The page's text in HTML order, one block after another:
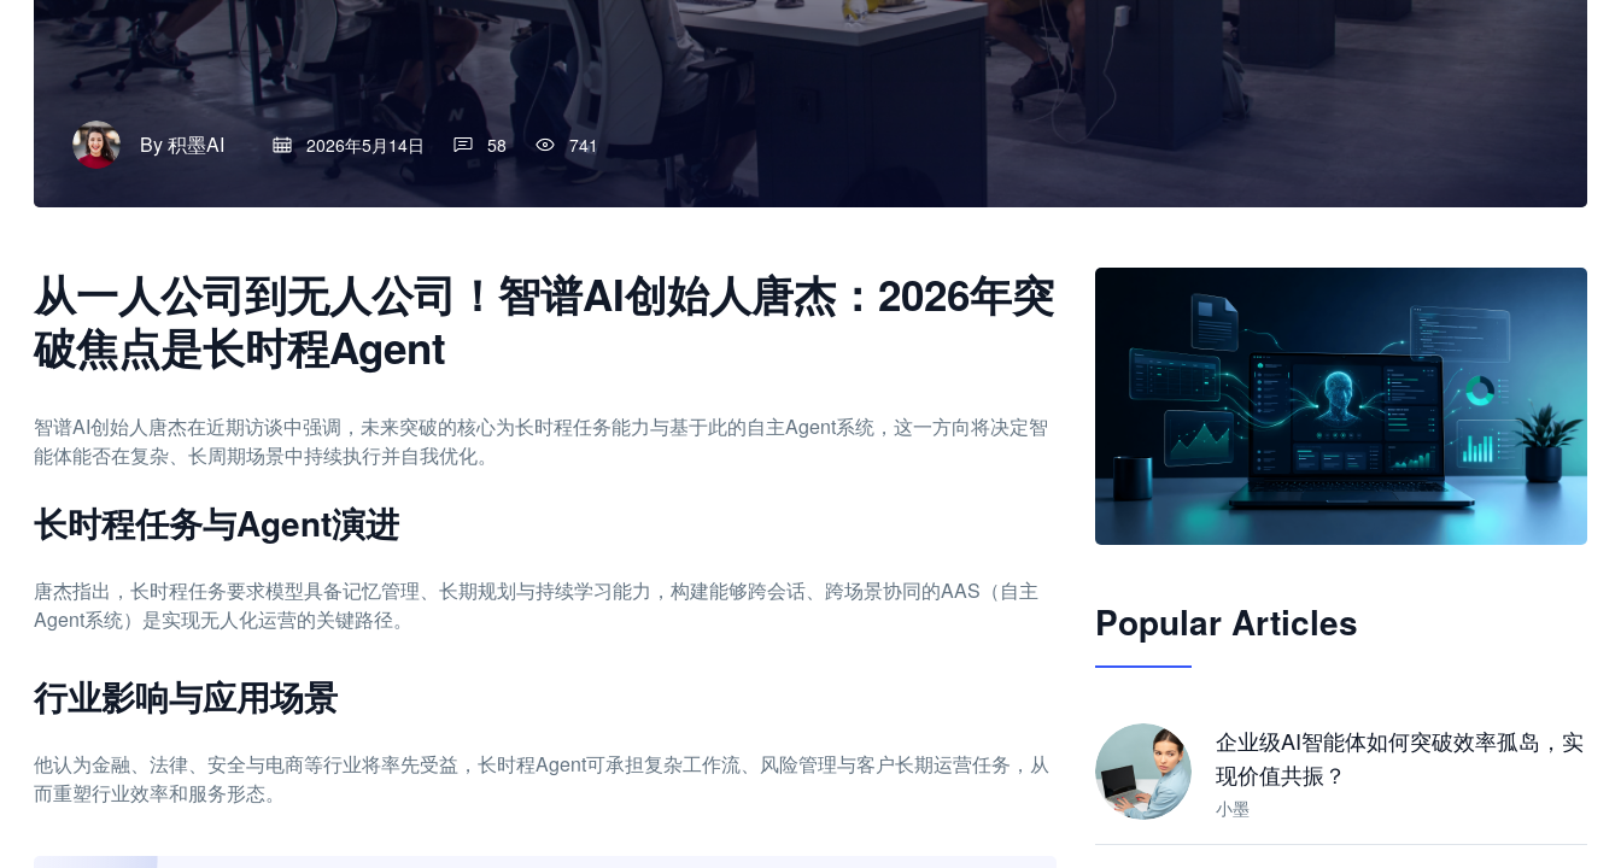
By积墨AI 2026年5月14日 58 741
从一人公司到无人公司！智谱AI创始人唐杰：2026年突
破焦点是长时程Agent
智谱AI创始人唐杰在近期访谈中强调，未来突破的核心为长时程任务能力与基于此的自主Agent系统，这一方向将决定智
能体能否在复杂、长周期场景中持续执行并自我优化。
长时程任务与Agent演进
唐杰指出，长时程任务要求模型具备记忆管理、长期规划与持续学习能力，构建能够跨会话、跨场景协同的AAS（自主
Agent系统）是实现无人化运营的关键路径。
行业影响与应用场景
他认为金融、法律、安全与电商等行业将率先受益，长时程Agent可承担复杂工作流、风险管理与客户长期运营任务，从
而重塑行业效率和服务形态。
JimoClaw 桌面 AI Agent 工作台
Popular Articles
企业级AI智能体如何突破效率孤岛，实
现价值共振？
小墨